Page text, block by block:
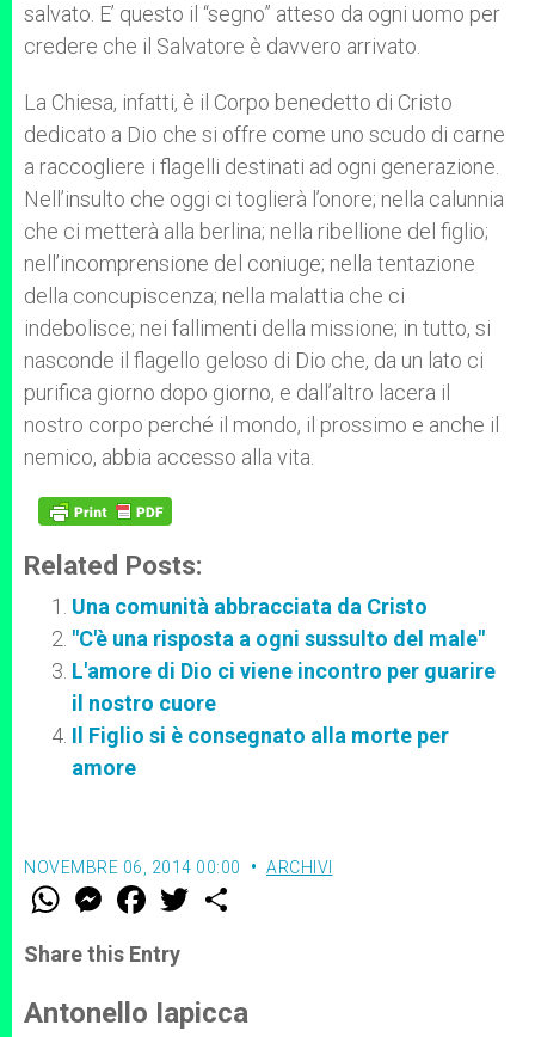
salvato. E’ questo il “segno” atteso da ogni uomo per
credere che il Salvatore è davvero arrivato.
La Chiesa, infatti, è il Corpo benedetto di Cristo
dedicato a Dio che si offre come uno scudo di carne
a raccogliere i flagelli destinati ad ogni generazione.
Nell’insulto che oggi ci toglierà l’onore; nella calunnia
che ci metterà alla berlina; nella ribellione del figlio;
nell’incomprensione del coniuge; nella tentazione
della concupiscenza; nella malattia che ci
indebolisce; nei fallimenti della missione; in tutto, si
nasconde il flagello geloso di Dio che, da un lato ci
purifica giorno dopo giorno, e dall’altro lacera il
nostro corpo perché il mondo, il prossimo e anche il
nemico, abbia accesso alla vita.
Related Posts:
Una comunità abbracciata da Cristo
"C'è una risposta a ogni sussulto del male"
L'amore di Dio ci viene incontro per guarire
il nostro cuore
Il Figlio si è consegnato alla morte per
amore
NOVEMBRE 06, 2014 00:00 ARCHIVI
W
t
s
p
p
M
e
s
e
g
e
F
a
e
b
o
k
w
r
Share this Entry
Antonello Iapicca